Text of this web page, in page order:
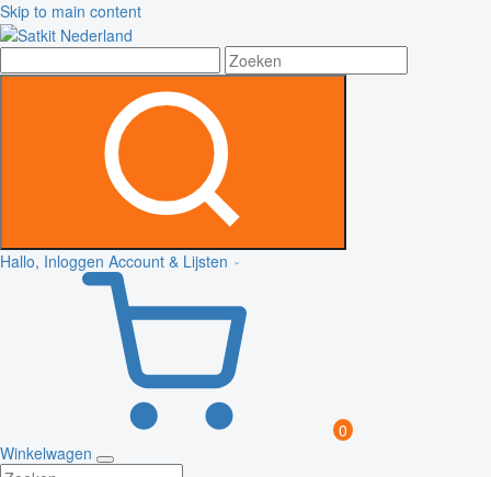
Skip to main content
Hallo, Inloggen Account & Lijsten
0
Winkelwagen